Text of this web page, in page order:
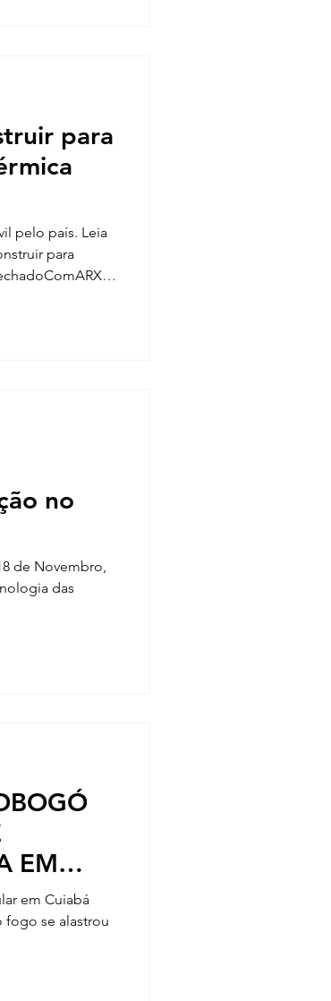
para
pelo país. Leia
para
no
de Novembro,
das
EM
em Cuiabá
fogo se alastrou